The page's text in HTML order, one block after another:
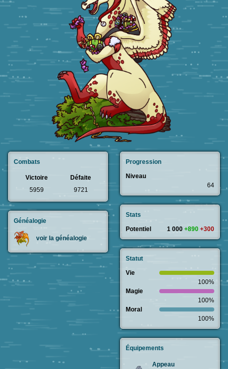
Combats
Victoire
Défaite
5959
9721
Généalogie
voir la généalogie
Progression
Niveau
64
Stats
Potentiel
1 000 +890 +300
Statut
Vie
100%
Magie
100%
Moral
100%
Équipements
Appeau